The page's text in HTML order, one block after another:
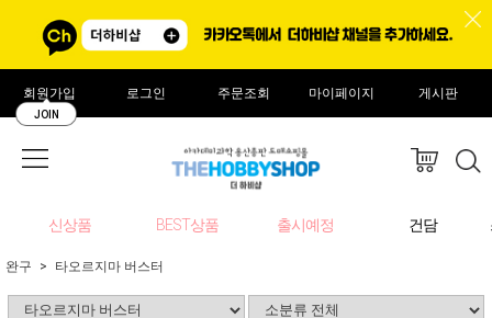
회원가입
JOIN
로그인 주문조회 마이페이지 게시판
신상품 BEST상품 출시예정 건담
완구 타오르지마 버스터